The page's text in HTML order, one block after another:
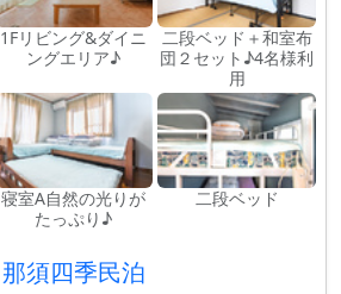
1Fリビング&ダイニ
ングエリア♪
二段ベッド＋和室布
団２セット♪4名様利
用
寝室A自然の光りが
たっぷり♪
二段ベッド
那須四季民泊